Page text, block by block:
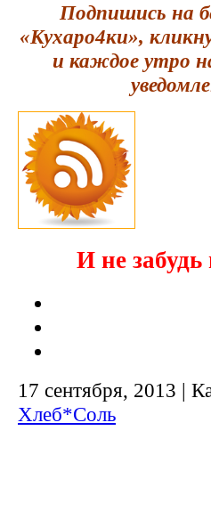
Подпишись на
«Кухаро4ки»,
и каждое утро
И не забудь
17 сентября, 2013 |
Хлеб*Соль